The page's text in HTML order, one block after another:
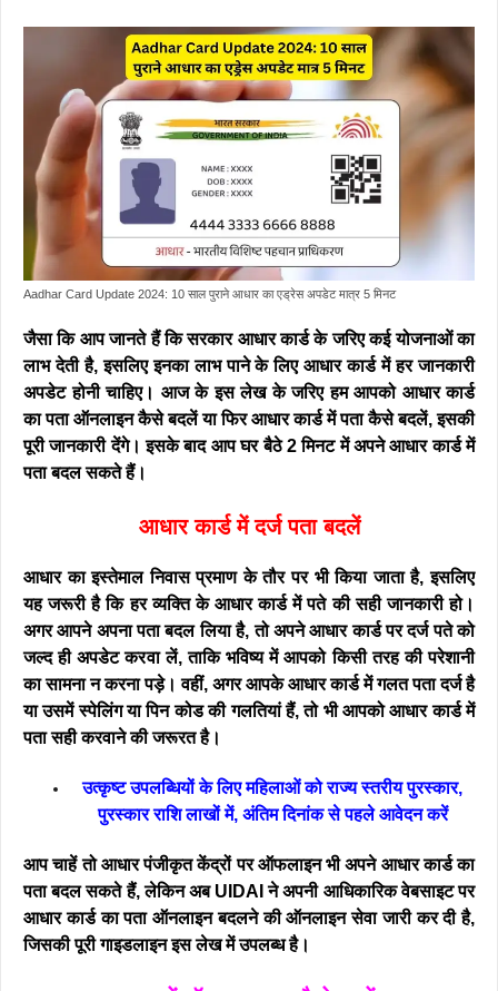
Aadhar Card Update 2024: 10 साल पुराने आधार का एड्रेस अपडेट मात्र 5 मिनट
जैसा कि आप जानते हैं कि सरकार आधार कार्ड के जरिए कई योजनाओं का
लाभ देती है, इसलिए इनका लाभ पाने के लिए आधार कार्ड में हर जानकारी
अपडेट होनी चाहिए। आज के इस लेख के जरिए हम आपको आधार कार्ड
का पता ऑनलाइन कैसे बदलें या फिर आधार कार्ड में पता कैसे बदलें, इसकी
पूरी जानकारी देंगे। इसके बाद आप घर बैठे 2 मिनट में अपने आधार कार्ड में
पता बदल सकते हैं।
आधार कार्ड में दर्ज पता बदलें
आधार का इस्तेमाल निवास प्रमाण के तौर पर भी किया जाता है, इसलिए
यह जरूरी है कि हर व्यक्ति के आधार कार्ड में पते की सही जानकारी हो।
अगर आपने अपना पता बदल लिया है, तो अपने आधार कार्ड पर दर्ज पते को
जल्द ही अपडेट करवा लें, ताकि भविष्य में आपको किसी तरह की परेशानी
का सामना न करना पड़े। वहीं, अगर आपके आधार कार्ड में गलत पता दर्ज है
या उसमें स्पेलिंग या पिन कोड की गलतियां हैं, तो भी आपको आधार कार्ड में
पता सही करवाने की जरूरत है।
उत्कृष्ट उपलब्धियों के लिए महिलाओं को राज्य स्तरीय पुरस्कार,
पुरस्कार राशि लाखों में, अंतिम दिनांक से पहले आवेदन करें
आप चाहें तो आधार पंजीकृत केंद्रों पर ऑफलाइन भी अपने आधार कार्ड का
पता बदल सकते हैं, लेकिन अब UIDAI ने अपनी आधिकारिक वेबसाइट पर
आधार कार्ड का पता ऑनलाइन बदलने की ऑनलाइन सेवा जारी कर दी है,
जिसकी पूरी गाइडलाइन इस लेख में उपलब्ध है।